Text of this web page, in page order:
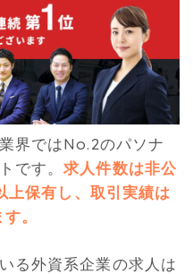
界ではNo.2のパソナ
です。求人件数は非公
保有し、取引実績は
。
る外資系企業の求人は